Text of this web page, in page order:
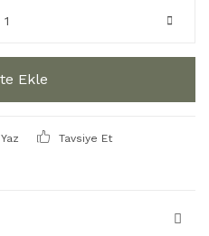
Ekle
Tavsiye Et